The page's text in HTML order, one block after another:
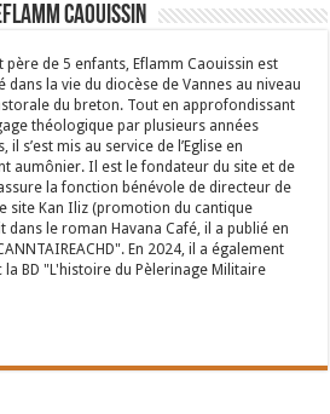
Caouissin
père de 5 enfants, Eflamm Caouissin est
dans la vie du diocèse de Vannes au niveau
du breton. Tout en approfondissant
théologique par plusieurs années
il s’est mis au service de l’Eglise en
aumônier. Il est le fondateur du site et de
la fonction bénévole de directeur de
site Kan Iliz (promotion du cantique
dans le roman Havana Café, il a publié en
En 2024, il a également
la BD "L'histoire du Pèlerinage Militaire